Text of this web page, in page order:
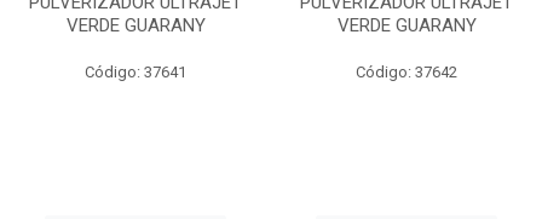
VERDE GUARANY
Código: 37641
VERDE GUARANY
Código: 37642